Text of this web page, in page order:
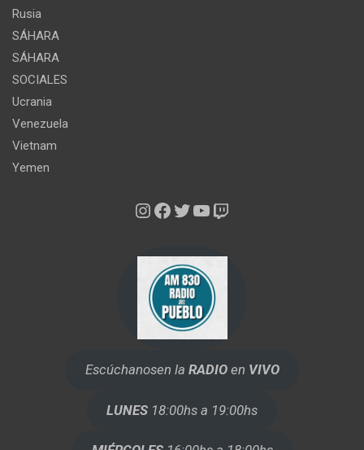
Rusia
SÁHARA
SÁHARA
SOCIALES
Ucrania
Venezuela
Vietnam
Yemen
Instagram
Facebook
Twitter
YouTube
Twitch
Escúchanosen la RADIOen VIVO
LUNES 18:00hs a 19:00hs